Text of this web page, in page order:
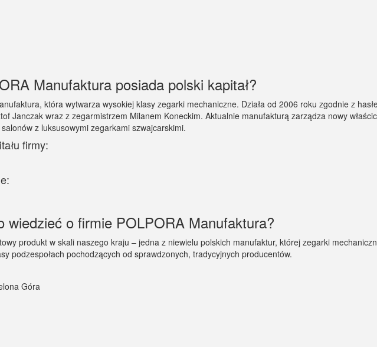
Manufaktura posiada polski kapitał?
która wytwarza wysokiej klasy zegarki mechaniczne. Działa od 2006 roku zgodnie z
Janczak wraz z zegarmistrzem Milanem Koneckim. Aktualnie manufakturą zarządza nowy
z luksusowymi zegarkami szwajcarskimi.
firmy:
wiedzieć o firmie POLPORA Manufaktura?
produkt w skali naszego kraju – jedna z niewielu polskich manufaktur, której zegarki
podzespołach pochodzących od sprawdzonych, tradycyjnych producentów.
Góra